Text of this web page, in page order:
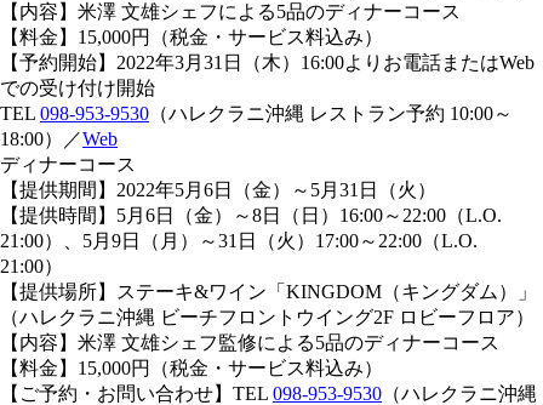
【内容】米澤 文雄シェフによる5品のディナーコース
【料金】15,000円（税金・サービス料込み）
【予約開始】2022年3月31日（木）16:00よりお電話またはWeb
での受け付け開始
TEL 098-953-9530 （ハレクラニ沖縄 レストラン予約 10:00～
18:00）／Web
ディナーコース
【提供期間】2022年5月6日（金）～5月31日（火）
【提供時間】5月6日（金）～8日（日）16:00～22:00（L.O.
21:00）、5月9日（月）～31日（火）17:00～22:00（L.O.
21:00）
【提供場所】ステーキ&ワイン「KINGDOM（キングダム）」
（ハレクラニ沖縄 ビーチフロントウイング2F ロビーフロア）
【内容】米澤 文雄シェフ監修による5品のディナーコース
【料金】15,000円（税金・サービス料込み）
【ご予約・お問い合わせ】TEL 098-953-9530 （ハレクラニ沖縄